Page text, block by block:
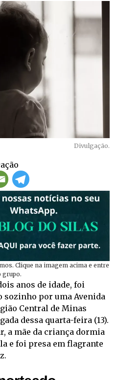
Divulgação.
Clique na imagem acima e entre
grupo.
anos de idade, foi
sozinho por uma Avenida
Central de Minas
dessa quarta-feira (13).
a mãe da criança dormia
e foi presa em flagrante